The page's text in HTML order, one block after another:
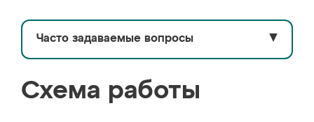
Часто задаваемые вопросы ▼
Схема работы